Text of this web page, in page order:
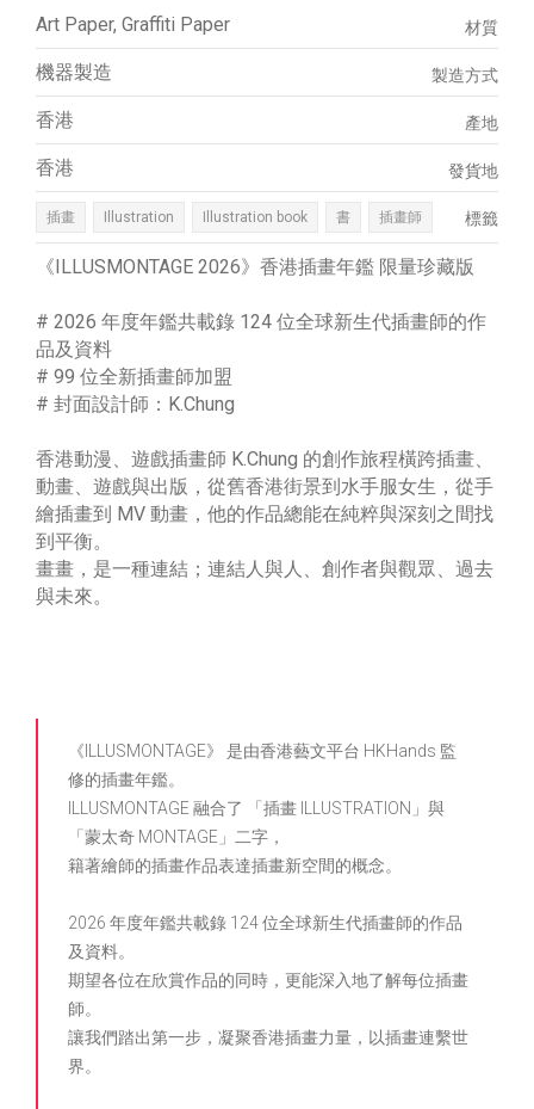
材質
Art Paper, Graffiti Paper
製造方式
機器製造
產地
香港
發貨地
香港
標籤
插畫 Illustration Illustration book 書 插畫師
《ILLUSMONTAGE 2026》香港插畫年鑑 限量珍藏版
# 2026 年度年鑑共載錄 124 位全球新生代插畫師的作
品及資料
# 99 位全新插畫師加盟
# 封面設計師：K.Chung
香港動漫、遊戲插畫師 K.Chung 的創作旅程橫跨插畫、
動畫、遊戲與出版，從舊香港街景到水手服女生，從手
繪插畫到 MV 動畫，他的作品總能在純粹與深刻之間找
到平衡。
畫畫，是一種連結；連結人與人、創作者與觀眾、過去
與未來。
《ILLUSMONTAGE》 是由香港藝文平台 HKHands 監
修的插畫年鑑。
ILLUSMONTAGE 融合了 「插畫 ILLUSTRATION」與
「蒙太奇 MONTAGE」二字，
籍著繪師的插畫作品表達插畫新空間的概念。
2026 年度年鑑共載錄 124 位全球新生代插畫師的作品
及資料。
期望各位在欣賞作品的同時，更能深入地了解每位插畫
師。
讓我們踏出第一步，凝聚香港插畫力量，以插畫連繫世
界。